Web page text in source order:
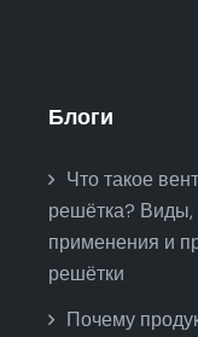
Блоги
Что такое
решётка? Виды,
применения и
решётки
Почему